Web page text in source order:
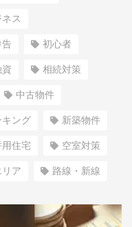
ス
告 初心者
相続対策
中古物件
ング 新築物件
住宅 空室対策
ア 路線・新線